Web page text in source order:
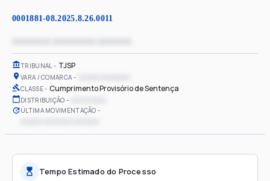
0001881-08.2025.8.26.0011
TRIBUNAL TJSP
VARA / COMARCA
CLASSE Cumprimento Provisório de Sentença
DISTRIBUIÇÃO
ÚLTIMA MOVIMENTAÇÃO
Tempo Estimado do Processo